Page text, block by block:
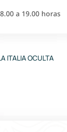
a 19.00 horas
ITALIA OCULTA